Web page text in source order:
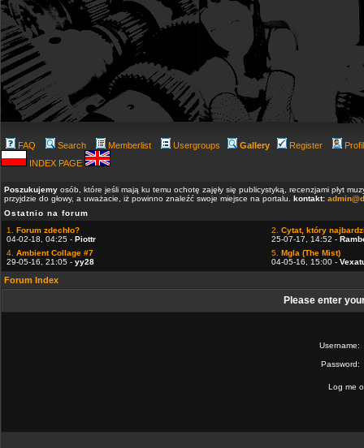
FAQ Search Memberlist Usergroups Gallery Register
INDEX PAGE
Poszukujemy osób, które jeśli mają ku temu ochotę zajęły się publicystyką, recenzjami płyt
przyjdzie do głowy, a uważacie, iż powinno znaleźć swoje miejsce na portalu. kontakt:
Ostatnio na forum
1. Forum zdechło?
04-02-18, 04:25 - Piottr
2. Cytat, który
25-07-17, 14:52 -
4. Ambient Collage #7
29-05-16, 21:05 - yy28
5. Mgla (The Mist)
04-05-16, 15:00 -
Forum Index
Please enter
Username:
Password:
Log me